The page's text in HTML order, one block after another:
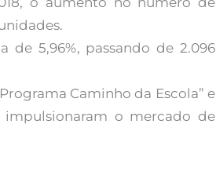
5,96%, passando de 2.096
Caminho da Escola” e
o mercado de